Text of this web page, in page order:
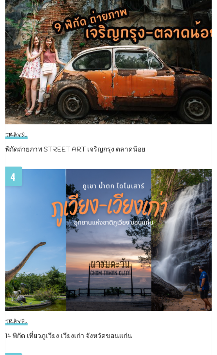
TRAVEL
พิกัดถ่ายภาพ STREET ART เจริญกรุง ตลาดน้อย
4
TRAVEL
14 พิกัด เที่ยวภูเวียง เวียงเก่า จังหวัดขอนแก่น